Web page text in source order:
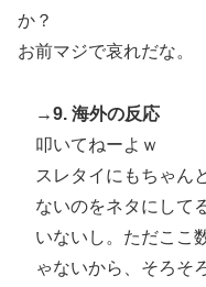
か？
お前マジで哀れだな。
→9. 海外の反応
叩いてねーよｗ
スレタイにもちゃん
ないのをネタにして
いないし。ただここ
ゃないから、そろそ